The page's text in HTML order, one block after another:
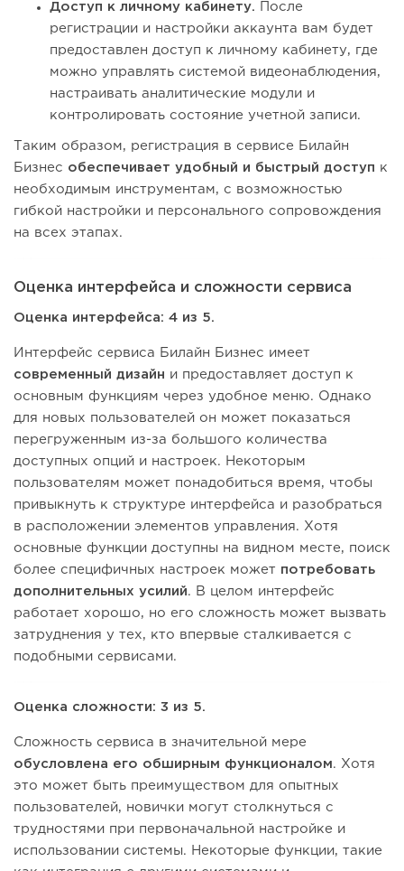
Доступ к личному кабинету. После
регистрации и настройки аккаунта вам будет
предоставлен доступ к личному кабинету, где
можно управлять системой видеонаблюдения,
настраивать аналитические модули и
контролировать состояние учетной записи.
Таким образом, регистрация в сервисе Билайн
Бизнес обеспечивает удобный и быстрый доступ к
необходимым инструментам, с возможностью
гибкой настройки и персонального сопровождения
на всех этапах.
Оценка интерфейса и сложности сервиса
Оценка интерфейса: 4 из 5.
Интерфейс сервиса Билайн Бизнес имеет
современный дизайн и предоставляет доступ к
основным функциям через удобное меню. Однако
для новых пользователей он может показаться
перегруженным из-за большого количества
доступных опций и настроек. Некоторым
пользователям может понадобиться время, чтобы
привыкнуть к структуре интерфейса и разобраться
в расположении элементов управления. Хотя
основные функции доступны на видном месте, поиск
более специфичных настроек может потребовать
дополнительных усилий. В целом интерфейс
работает хорошо, но его сложность может вызвать
затруднения у тех, кто впервые сталкивается с
подобными сервисами.
Оценка сложности: 3 из 5.
Сложность сервиса в значительной мере
обусловлена его обширным функционалом. Хотя
это может быть преимуществом для опытных
пользователей, новички могут столкнуться с
трудностями при первоначальной настройке и
использовании системы. Некоторые функции, такие